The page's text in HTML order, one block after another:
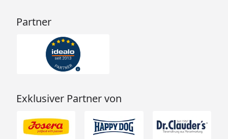
Partner
Exklusiver Partner von